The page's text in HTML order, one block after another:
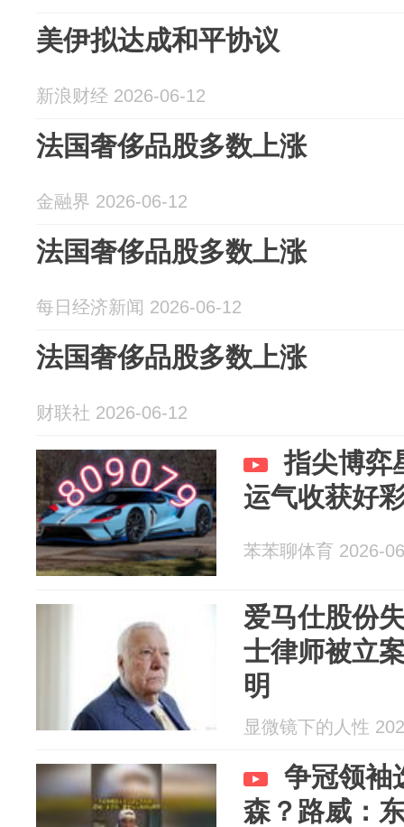
美伊拟达成和平协议
新浪财经 2026-06-12
法国奢侈品股多数上涨
金融界 2026-06-12
法国奢侈品股多数上涨
每日经济新闻 2026-06-12
法国奢侈品股多数上涨
财联社 2026-06-12
指尖博弈
运气收获好
苯苯聊体育 2026-
爱马仕股份
士律师被立
明
显微镜下的人性
争冠领袖
森？路威：